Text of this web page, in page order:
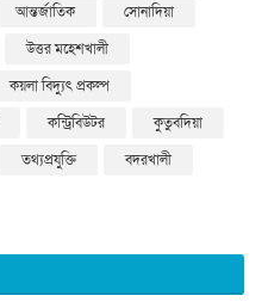
আন্তর্জাতিক
সোনাদিয়া
উত্তর মহেশখালী
কয়লা বিদ্যুৎ প্রকল্প
কন্ট্রিবিউটর
কুতুবদিয়া
তথ্যপ্রযুক্তি
বদরখালী